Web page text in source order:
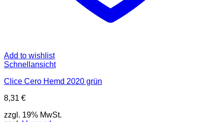
Add to wishlist
Schnellansicht
Clice Cero Hemd 2020 grün
8,31 €
zzgl. 19% MwSt.